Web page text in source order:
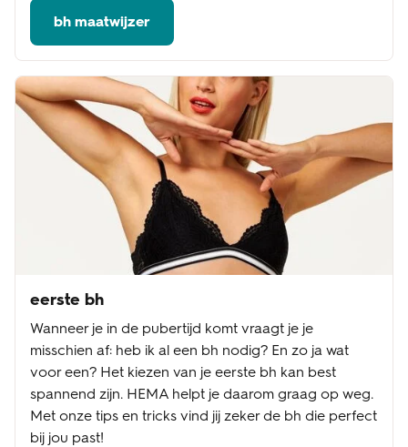
bh maatwijzer
eerste bh
Wanneer je in de pubertijd komt vraagt je je
misschien af: heb ik al een bh nodig? En zo ja wat
voor een? Het kiezen van je eerste bh kan best
spannend zijn. HEMA helpt je daarom graag op weg.
Met onze tips en tricks vind jij zeker de bh die perfect
bij jou past!